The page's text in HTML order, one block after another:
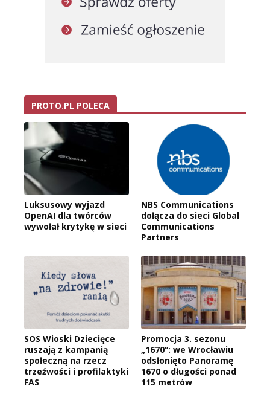
PROTO.PL POLECA
Luksusowy wyjazd
OpenAI dla twórców
wywołał krytykę w sieci
NBS Communications
dołącza do sieci Global
Communications
Partners
SOS Wioski Dziecięce
ruszają z kampanią
społeczną na rzecz
trzeźwości i profilaktyki
FAS
Promocja 3. sezonu
„1670”: we Wrocławiu
odsłonięto Panoramę
1670 o długości ponad
115 metrów